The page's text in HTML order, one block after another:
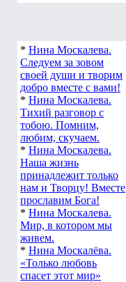
* Нина Москалева.
Следуем за зовом
своей души и творим
добро вместе с вами!
* Нина Москалева.
Тихий разговор с
тобою. Помним,
любим, скучаем.
* Нина Москалева.
Наша жизнь
принадлежит только
нам и Творцу! Вместе
прославим Бога!
* Нина Москалева.
Мир, в котором мы
живем.
* Нина Москалёва.
«Только любовь
спасет этот мир»